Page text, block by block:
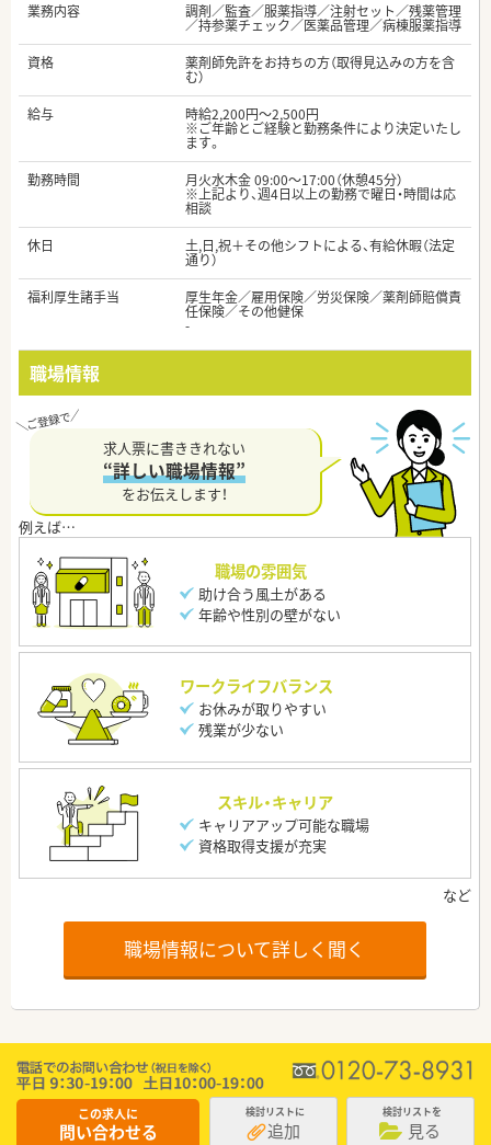
業務内容
調剤／監査／服薬指導／注射セット／残薬管理
／持参薬チェック／医薬品管理／病棟服薬指導
資格
薬剤師免許をお持ちの方（取得見込みの方を含
む）
給与
時給2,200円～2,500円
※ご年齢とご経験と勤務条件により決定いたし
ます。
勤務時間
月火水木金 09:00～17:00（休憩45分）
※上記より、週4日以上の勤務で曜日・時間は応
相談
休日
土,日,祝＋その他シフトによる、有給休暇（法定
通り）
福利厚生諸手当
厚生年金／雇用保険／労災保険／薬剤師賠償責
任保険／その他健保
-
職場情報
求人票に書ききれない
“詳しい職場情報”
をお伝えします！
職場の雰囲気
助け合う風土がある
年齢や性別の壁がない
ワークライフバランス
お休みが取りやすい
残業が少ない
スキル・キャリア
キャリアアップ可能な職場
資格取得支援が充実
職場情報について詳しく聞く
この求人に
問い合わせる
検討リストに
追加
検討リストを
見る